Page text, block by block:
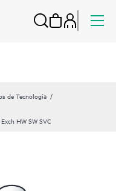
de Tecnología
HW SW SVC